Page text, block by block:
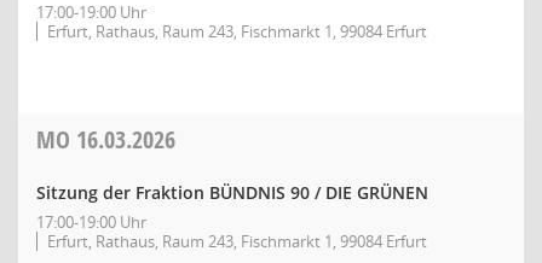
17:00-19:00 Uhr
Erfurt, Rathaus, Raum 243, Fischmarkt 1, 99084 Erfurt
MO 16.03.2026
Sitzung der Fraktion BÜNDNIS 90 / DIE GRÜNEN
17:00-19:00 Uhr
Erfurt, Rathaus, Raum 243, Fischmarkt 1, 99084 Erfurt